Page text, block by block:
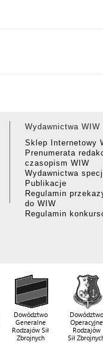
Wydawnictwa WIW
Sklep Internetowy
Prenumerata
czasopism WIW
Wydawnictwa
Publikacje
Regulamin
do WIW
Regulamin
Dowództwo
Generalne
Rodzajów Sił
Zbrojnych
Dowództwo
Operacyjne
Rodzajów
Sił